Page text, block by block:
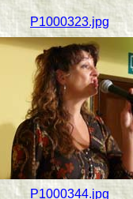
P1000323.jpg
P1000344.jpg